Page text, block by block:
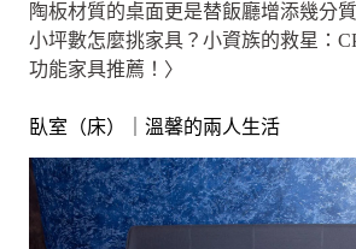
陶板材質的桌面更是替飯廳增添幾分
小坪數怎麼挑家具？小資族的救星：
功能家具推薦！〉
臥室（床）｜溫馨的兩人生活